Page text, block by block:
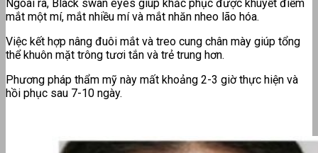
Ngoài ra, Black swan eyes giúp khắc phục được khuyết điểm
mắt một mí, mắt nhiều mí và mắt nhăn nheo lão hóa.
Việc kết hợp nâng đuôi mắt và treo cung chân mày giúp tổng
thể khuôn mặt trông tươi tắn và trẻ trung hơn.
Phương pháp thẩm mỹ này mất khoảng 2-3 giờ thực hiện và
hồi phục sau 7-10 ngày.